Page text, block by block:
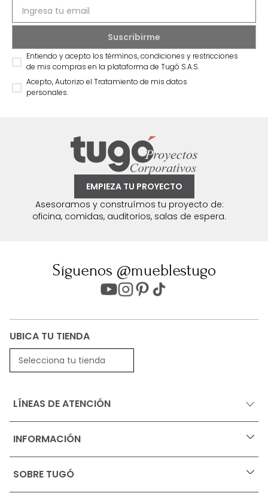
Entiendo y acepto los términos, condiciones y restricciones
de mis compras en la plataforma de Tugó S.A.S.
Acepto, Autorizo el Tratamiento de mis datos
personales.
EMPIEZA TU PROYECTO
Asesoramos y construímos tu proyecto de:
oficina, comidas, auditorios, salas de espera.
Síguenos @mueblestugo
UBICA TU TIENDA
Selecciona tu tienda
LÍNEAS DE ATENCIÓN
INFORMACIÓN +
Ofertas vigentes
SOBRE TUGÓ +